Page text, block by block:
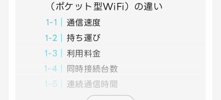
（ポケット型WiFi）の違い
通信速度
持ち運び
利用料金
同時接続台数
連続通信時間